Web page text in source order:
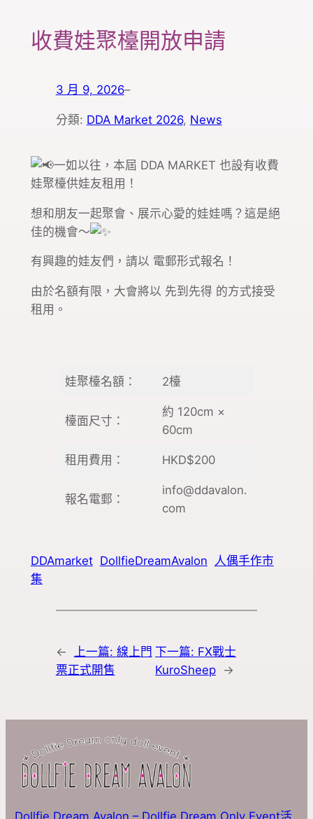
收費娃聚檯開放申請
3 月 9, 2026–
分類: DDA Market 2026, News
一如以往，本屆 DDA MARKET 也設有收費
娃聚檯供娃友租用！
想和朋友一起聚會、展示心愛的娃娃嗎？這是絕
佳的機會～
有興趣的娃友們，請以 電郵形式報名！
由於名額有限，大會將以 先到先得 的方式接受
租用。
娃聚檯名額： 2檯
檯面尺寸：
約 120cm ×
60cm
租用費用： HKD$200
報名電郵：
info@ddavalon.
com
DDAmarket DollfieDreamAvalon 人偶手作市
集
← 上一篇: 線上門
票正式開售
下一篇: FX戰士
KuroSheep →